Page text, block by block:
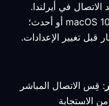
في أيرلندا.
: الحد الأدنى الموثق هو macOS 10.15 أو أحدث؛
تغيير الإعدادات.
: قِس الاتصال المباشر
الاستجابة